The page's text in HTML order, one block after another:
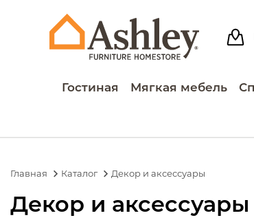
Гостиная Мягкая мебель
Главная Каталог Декор и аксессуары
Декор и аксессуары